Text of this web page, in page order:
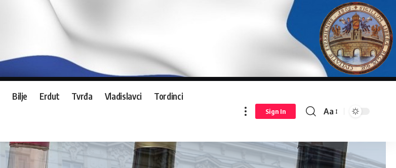
Bilje Erdut Tvrđa Vladislavci Tordinci
Sign In Aa